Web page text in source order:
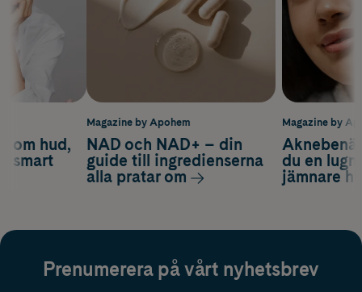
Magazine by
du en
jämnare
om hud,
smart
Magazine by Apohem
NAD och NAD+ – din
guide till ingredienserna
alla pratar om
Prenumerera på vårt nyhetsbrev